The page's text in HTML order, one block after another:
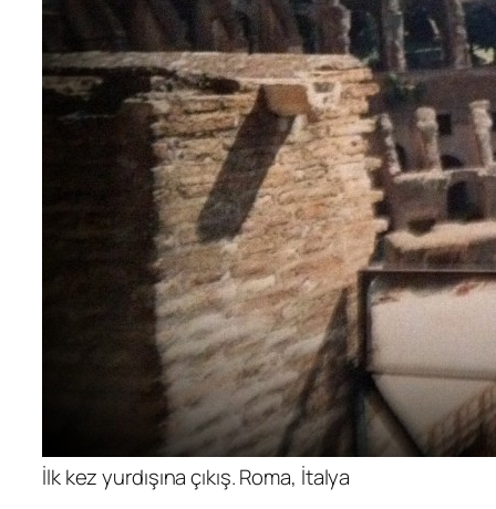
İlk kez yurdışına çıkış. Roma, İtalya